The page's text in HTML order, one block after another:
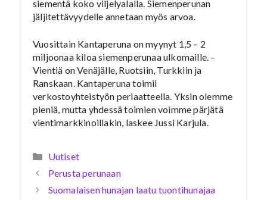
siementä koko viljelyalalla. Siemenperunan
jäljitettävyydelle annetaan myös arvoa.
Vuosittain Kantaperuna on myynyt 1,5 – 2
miljoonaa kiloa siemenperunaa ulkomaille. –
Vientiä on Venäjälle, Ruotsiin, Turkkiin ja
Ranskaan. Kantaperuna toimii
verkostoyhteistyön periaatteella. Yksin olemme
pieniä, mutta yhdessä toimien voimme pärjätä
vientimarkkinoillakin, laskee Jussi Karjula.
Kategoriat
Uutiset
Perusta perunaan
Suomalaisen hunajan laatu tuontihunajaa